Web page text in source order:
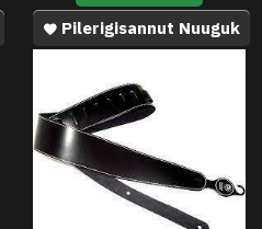
Pilerigisannut Nuuguk